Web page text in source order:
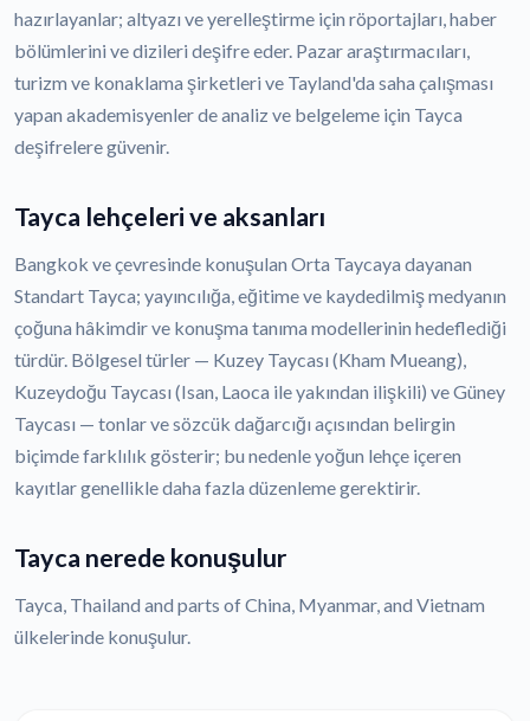
hazırlayanlar; altyazı ve yerelleştirme için röportajları, haber
bölümlerini ve dizileri deşifre eder. Pazar araştırmacıları,
turizm ve konaklama şirketleri ve Tayland'da saha çalışması
yapan akademisyenler de analiz ve belgeleme için Tayca
deşifrelere güvenir.
Tayca lehçeleri ve aksanları
Bangkok ve çevresinde konuşulan Orta Taycaya dayanan
Standart Tayca; yayıncılığa, eğitime ve kaydedilmiş medyanın
çoğuna hâkimdir ve konuşma tanıma modellerinin hedeflediği
türdür. Bölgesel türler — Kuzey Taycası (Kham Mueang),
Kuzeydoğu Taycası (Isan, Laoca ile yakından ilişkili) ve Güney
Taycası — tonlar ve sözcük dağarcığı açısından belirgin
biçimde farklılık gösterir; bu nedenle yoğun lehçe içeren
kayıtlar genellikle daha fazla düzenleme gerektirir.
Tayca nerede konuşulur
Tayca, Thailand and parts of China, Myanmar, and Vietnam
ülkelerinde konuşulur.